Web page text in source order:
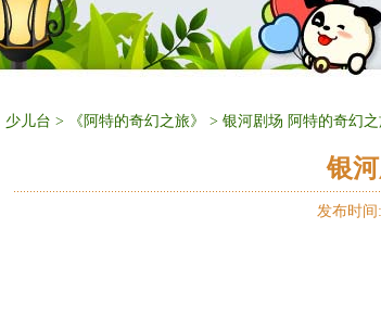
少儿台 > 《阿特的奇幻之旅》 > 银河剧场 阿特的奇幻
银
发布时间